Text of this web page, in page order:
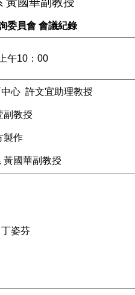
委員會 會議紀錄
午10：00
心 許文宜助理教授
副教授
製作
黃國華副教授
姿芬